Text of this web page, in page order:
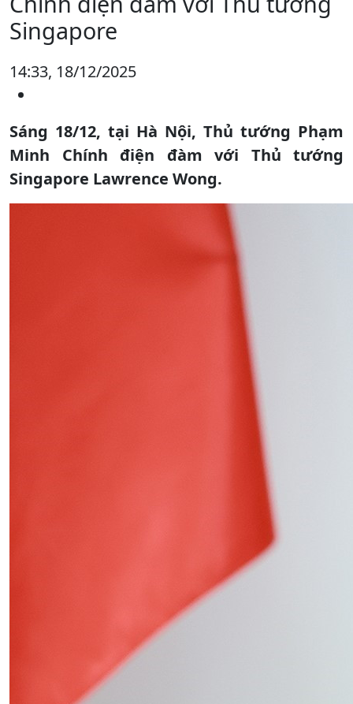
Singapore
14:33, 18/12/2025
Sáng 18/12, tại Hà Nội, Thủ tướng Phạm
Minh Chính điện đàm với Thủ tướng
Singapore Lawrence Wong.